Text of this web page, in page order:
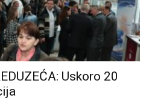
Uskoro 20